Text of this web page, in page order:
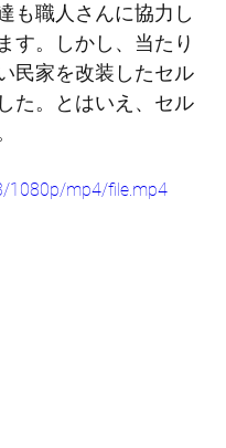
も職人さんに協力し
す。しかし、当たり
民家を改装したセル
た。とはいえ、セル
1080p/mp4/file.mp4